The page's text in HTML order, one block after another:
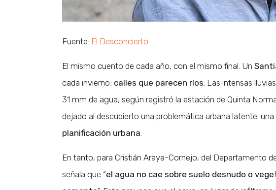
Fuente: El Desconcierto
El mismo cuento de cada año, con el mismo final. Un
cada invierno; calles que parecen ríos. Las intensas
31 mm de agua, según registró la estación de Quinta
dejado al descubierto una problemática urbana latente: una
planificación urbana.
En tanto, para Cristián Araya-Cornejo, del Departamento
señala que “el agua no cae sobre suelo desnudo o